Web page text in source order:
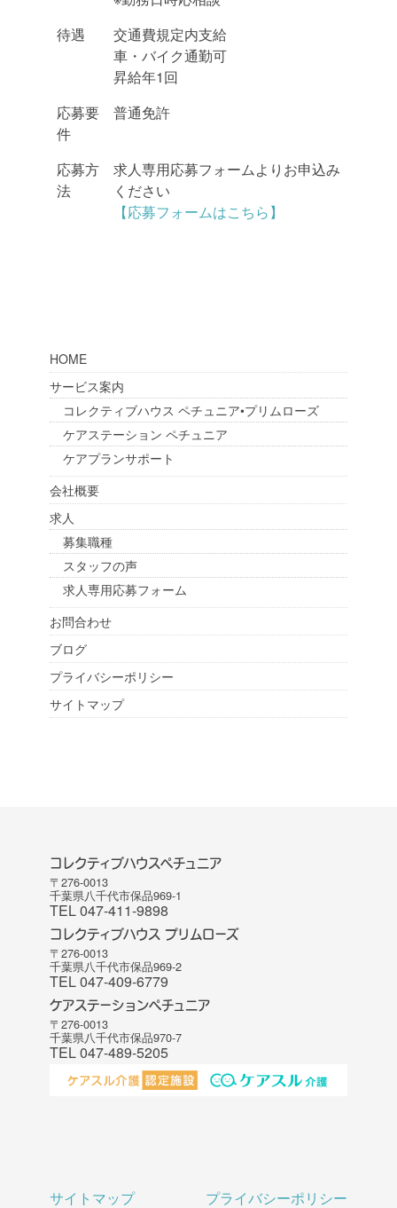
待遇
交通費規定内支給
車・バイク通勤可
昇給年1回
応募要
件
普通免許
応募方
法
求人専用応募フォームよりお申込み
ください
【応募フォームはこちら】
HOME
サービス案内
コレクティブハウス ペチュニア•プリムローズ
ケアステーション ペチュニア
ケアプランサポート
会社概要
求人
募集職種
スタッフの声
求人専用応募フォーム
お問合わせ
ブログ
プライバシーポリシー
サイトマップ
コレクティブハウスペチュニア
〒276-0013
千葉県八千代市保品969-1
TEL 047-411-9898
コレクティブハウス プリムローズ
〒276-0013
千葉県八千代市保品969-2
TEL 047-409-6779
ケアステーションペチュニア
〒276-0013
千葉県八千代市保品970-7
TEL 047-489-5205
サイトマップ プライバシーポリシー